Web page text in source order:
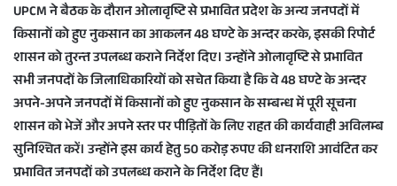
UPCM ने बैठक के दौरान ओलावृष्टि से प्रभावित प्रदेश के अन्य जनपदों में
किसानों को हुए नुकसान का आकलन 48 घण्टे के अन्दर करके, इसकी रिपोर्ट
शासन को तुरन्त उपलब्ध कराने निर्देश दिए। उन्होंने ओलावृष्टि से प्रभावित
सभी जनपदों के जिलाधिकारियों को सचेत किया है कि वे 48 घण्टे के अन्दर
अपने-अपने जनपदों में किसानों को हुए नुकसान के सम्बन्ध में पूरी सूचना
शासन को भेजें और अपने स्तर पर पीड़ितों के लिए राहत की कार्यवाही अविलम्ब
सुनिश्चित करें। उन्होंने इस कार्य हेतु 50 करोड़ रुपए की धनराशि आवंटित कर
प्रभावित जनपदों को उपलब्ध कराने के निर्देश दिए हैं।